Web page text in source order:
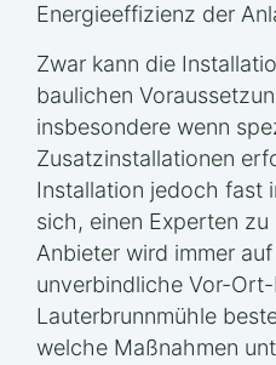
Energieeffizienz der
Zwar kann die
baulichen
insbesondere wenn
Zusatzinstallationen
Installation jedoch fast
sich, einen Experten
Anbieter wird immer
unverbindliche Vor-
Lauterbrunnmühle
welche Maßnahmen